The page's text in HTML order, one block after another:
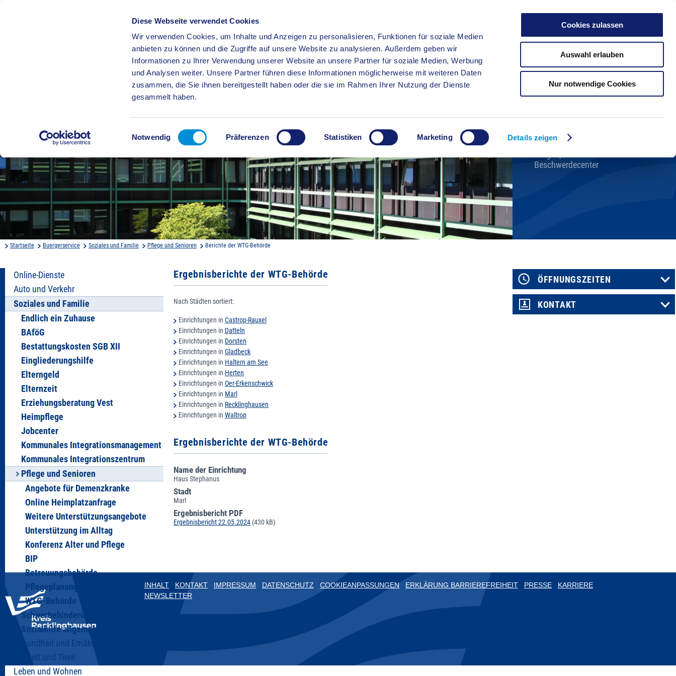
Diese Webseite verwendet Cookies
Wir verwenden Cookies, um Inhalte und Anzeigen zu personalisieren, Funktionen für soziale Medien
anbieten zu können und die Zugriffe auf unsere Website zu analysieren. Außerdem geben wir
Informationen zu Ihrer Verwendung unserer Website an unsere Partner für soziale Medien, Werbung
und Analysen weiter. Unsere Partner führen diese Informationen möglicherweise mit weiteren Daten
zusammen, die Sie ihnen bereitgestellt haben oder die sie im Rahmen Ihrer Nutzung der Dienste
gesammelt haben.
Einwilligungsauswahl
Notwendig Präferenzen Statistiken Marketing Details zeigen
Cookies zulassen
Auswahl erlauben
Nur notwendige Cookies
BÜRGERSERVICE KREISHAUS WIRTSCHAFT BILDUNG
Kreisverwaltung A-Z
Karriere beim Kreis
Beschwerdecenter
Startseite Buergerservice Soziales und Familie Pflege und Senioren Berichte der WTG-Behörde
Online-Dienste
Auto und Verkehr
Soziales und Familie
Endlich ein Zuhause
BAföG
Bestattungskosten SGB XII
Eingliederungshilfe
Elterngeld
Elternzeit
Erziehungsberatung Vest
Heimpflege
Jobcenter
Kommunales Integrationsmanagement
Kommunales Integrationszentrum
Pflege und Senioren
Angebote für Demenzkranke
Online Heimplatzanfrage
Weitere Unterstützungsangebote
Unterstützung im Alltag
Konferenz Alter und Pflege
BIP
Betreuungsbehörde
Pflegeplanung
WTG-Behörde
Schwerbehinderung
Sozialhilfe allgemein
Gesundheit und Ernährung
Umwelt und Tiere
Leben und Wohnen
Ergebnisberichte der WTG-Behörde
Nach Städten sortiert:
Einrichtungen in Castrop-Rauxel
Einrichtungen in Datteln
Einrichtungen in Dorsten
Einrichtungen in Gladbeck
Einrichtungen in Haltern am See
Einrichtungen in Herten
Einrichtungen in Oer-Erkenschwick
Einrichtungen in Marl
Einrichtungen in Recklinghausen
Einrichtungen in Waltrop
Ergebnisberichte der WTG-Behörde
Name der Einrichtung
Haus Stephanus
Stadt
Marl
Ergebnisbericht PDF
Ergebnisbericht 22.05.2024 (430 kB)
ÖFFNUNGSZEITEN
KONTAKT
INHALT KONTAKT IMPRESSUM DATENSCHUTZ COOKIEANPASSUNGEN ERKLÄRUNG BARRIEREFREIHEIT PRESSE
KARRIERE
NEWSLETTER